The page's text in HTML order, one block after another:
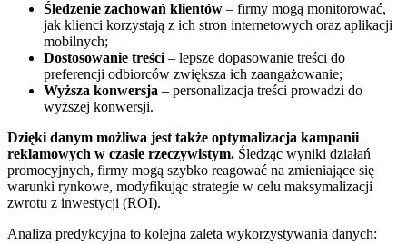
Śledzenie zachowań klientów – firmy mogą monitorować,
jak klienci korzystają z ich stron internetowych oraz aplikacji
mobilnych;
Dostosowanie treści – lepsze dopasowanie treści do
preferencji odbiorców zwiększa ich zaangażowanie;
Wyższa konwersja – personalizacja treści prowadzi do
wyższej konwersji.
Dzięki danym możliwa jest także optymalizacja kampanii
reklamowych w czasie rzeczywistym. Śledząc wyniki działań
promocyjnych, firmy mogą szybko reagować na zmieniające się
warunki rynkowe, modyfikując strategie w celu maksymalizacji
zwrotu z inwestycji (ROI).
Analiza predykcyjna to kolejna zaleta wykorzystywania danych: